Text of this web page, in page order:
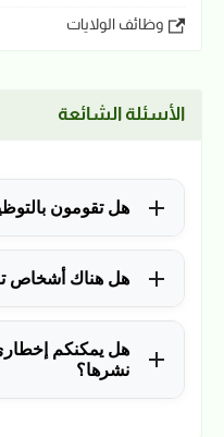
وظائف الولايات
الأسئلة الشائعة
هل تقومون
للأسف لا، في الوقت
المتاحة.هل هناك أشخاص
الوظائف، وكانت سببًا
هل يمكنكم
نشرها؟